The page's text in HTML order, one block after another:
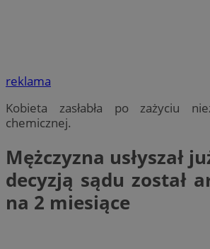
reklama
Kobieta zasłabła po zażyciu
chemicznej.
Mężczyzna usłyszał
decyzją sądu został
na 2 miesiące